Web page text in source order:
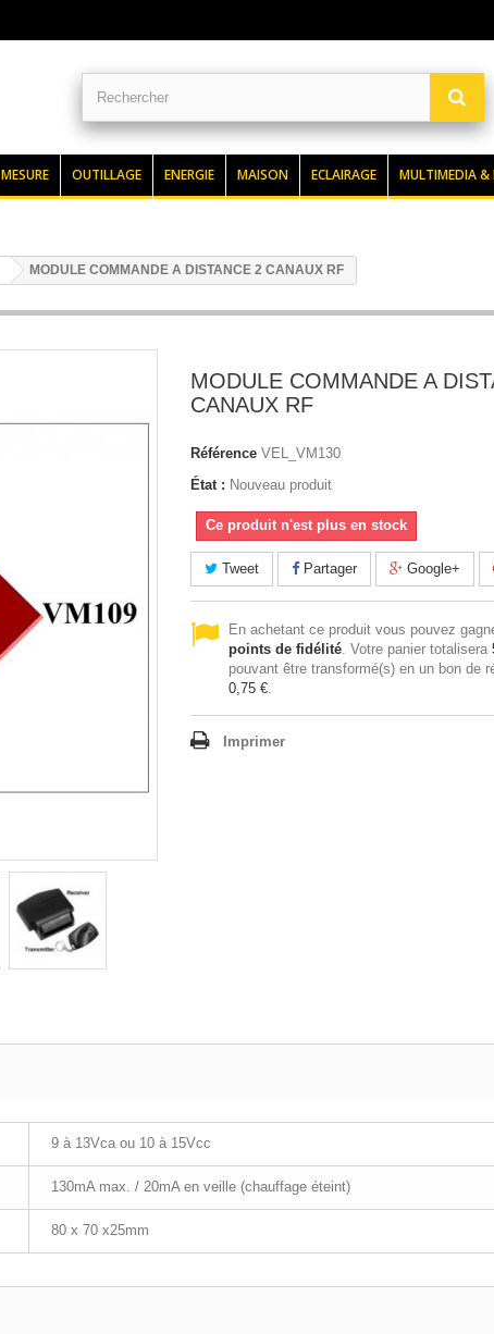
MESURE OUTILLAGE ENERGIE MAISON ECLAIRAGE MULTIMEDIA &
MODULE COMMANDE A DISTANCE 2 CANAUX RF
MODULE COMMANDE A
CANAUX RF
Référence VEL_VM130
État : Nouveau produit
Ce produit n'est plus en stock
Tweet Partager Google+
En achetant ce produit vous pouvez
points de fidélité. Votre panier totalisera
pouvant être transformé(s) en un bon de
0,75 €.
Imprimer
9 à 13Vca ou 10 à 15Vcc
130mA max. / 20mA en veille (chauffage éteint)
80 x 70 x25mm